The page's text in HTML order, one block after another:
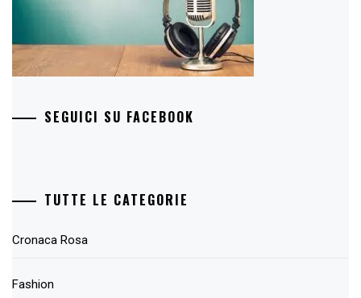
SEGUICI SU FACEBOOK
TUTTE LE CATEGORIE
Cronaca Rosa
Fashion